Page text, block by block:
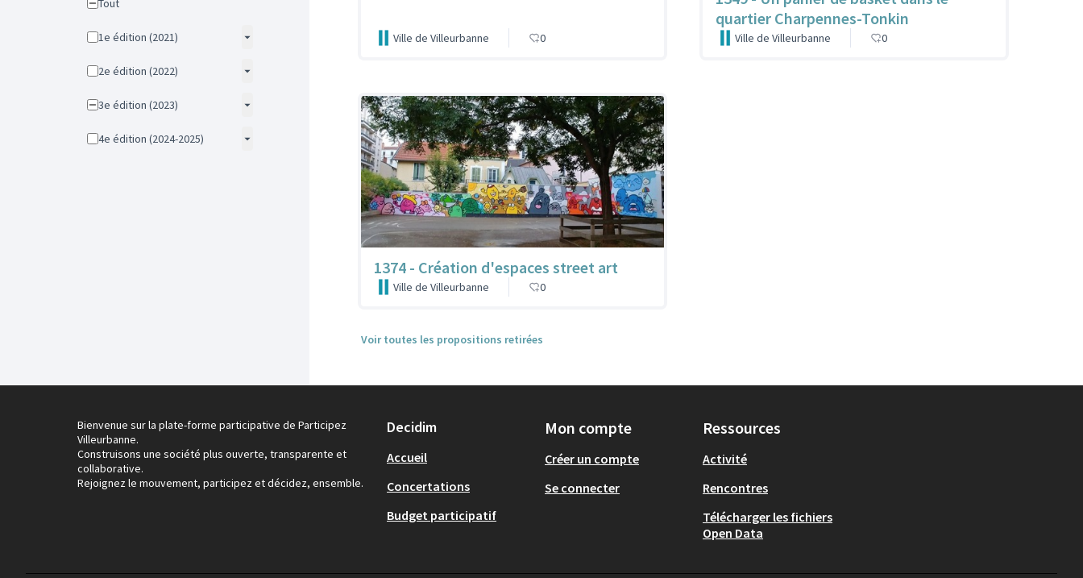
Tout
1e édition (2021)
2e édition (2022)
3e édition (2023)
4e édition (2024-2025)
Ville de Villeurbanne 0
quartier Charpennes-Tonkin
Ville de Villeurbanne 0
1374 - Création d'espaces street art
Ville de Villeurbanne 0
Voir toutes les propositions retirées
Bienvenue sur la plate-forme participative de Participez
Villeurbanne.
Construisons une société plus ouverte, transparente et
collaborative.
Rejoignez le mouvement, participez et décidez, ensemble.
Decidim
Accueil
Concertations
Budget participatif
Mon compte
Créer un compte
Se connecter
Ressources
Activité
Rencontres
Télécharger les fichiers
Open Data